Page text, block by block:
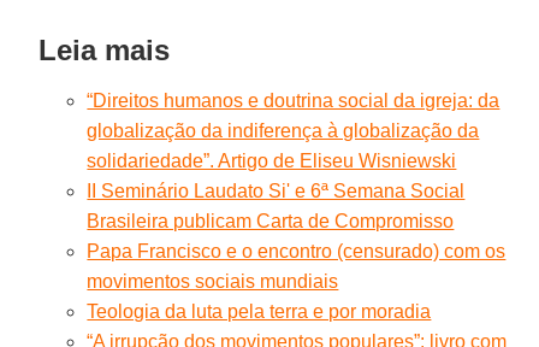
Leia mais
“Direitos humanos e doutrina social da igreja: da
globalização da indiferença à globalização da
solidariedade”. Artigo de Eliseu Wisniewski
II Seminário Laudato Si' e 6ª Semana Social
Brasileira publicam Carta de Compromisso
Papa Francisco e o encontro (censurado) com os
movimentos sociais mundiais
Teologia da luta pela terra e por moradia
“A irrupção dos movimentos populares”: livro com